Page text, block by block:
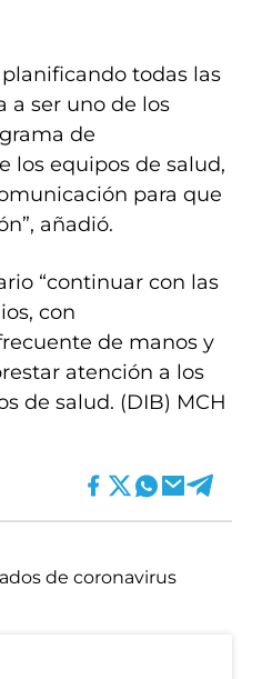
todas las
a ser uno de los
de
los equipos de salud,
para que
añadió.
“continuar con las
con
de manos y
atención a los
de salud. (DIB) MCH
de coronavirus